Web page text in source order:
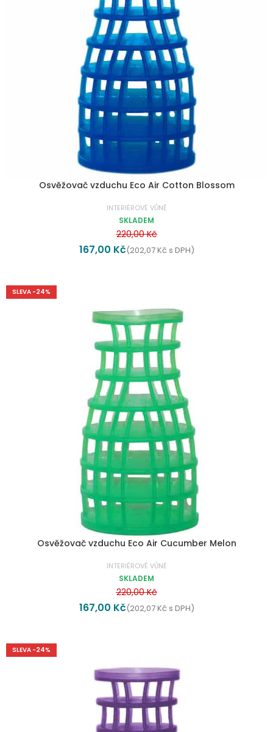
Osvěžovač vzduchu Eco Air Cotton Blossom
INTERIÉROVÉ VŮNĚ
SKLADEM
220,00Kč
167,00 Kč(202,07Kč s DPH)
SLEVA -24%
Osvěžovač vzduchu Eco Air Cucumber Melon
INTERIÉROVÉ VŮNĚ
SKLADEM
220,00Kč
167,00 Kč(202,07Kč s DPH)
SLEVA -24%